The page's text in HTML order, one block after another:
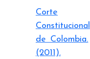
Corte
Constitucional
de Colombia.
(2011).